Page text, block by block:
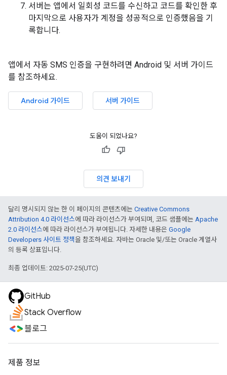
서버는 앱에서 일회성 코드를 수신하고 코드를 확인한 후
마지막으로 사용자가 계정을 성공적으로 인증했음을 기
록합니다.
앱에서 자동 SMS 인증을 구현하려면 Android 및 서버 가이드
를 참조하세요.
Android 가이드 서버 가이드
도움이 되었나요?
의견 보내기
달리 명시되지 않는 한 이 페이지의 콘텐츠에는 Creative Commons
Attribution 4.0 라이선스에 따라 라이선스가 부여되며, 코드 샘플에는 Apache
2.0 라이선스에 따라 라이선스가 부여됩니다. 자세한 내용은 Google
Developers 사이트 정책을 참조하세요. 자바는 Oracle 및/또는 Oracle 계열사
의 등록 상표입니다.
최종 업데이트: 2025-07-25(UTC)
GitHub
Stack Overflow
블로그
제품 정보